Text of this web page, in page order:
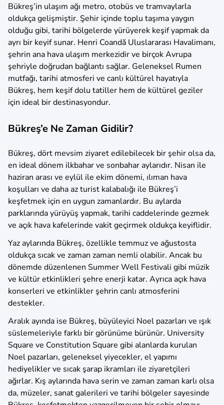
Bükreş’in ulaşım ağı metro, otobüs ve tramvaylarla
oldukça gelişmiştir. Şehir içinde toplu taşıma yaygın
olduğu gibi, tarihi bölgelerde yürüyerek keşif yapmak da
ayrı bir keyif sunar. Henri Coandă Uluslararası Havalimanı,
şehrin ana hava ulaşım merkezidir ve birçok Avrupa
şehriyle doğrudan bağlantı sağlar. Geleneksel Rumen
mutfağı, tarihi atmosferi ve canlı kültürel hayatıyla
Bükreş, hem keşif dolu tatiller hem de kültürel geziler
için ideal bir destinasyondur.
Bükreş’e Ne Zaman Gidilir?
Bükreş, dört mevsim ziyaret edilebilecek bir şehir olsa da,
en ideal dönem ilkbahar ve sonbahar aylarıdır. Nisan ile
haziran arası ve eylül ile ekim dönemi, ılıman hava
koşulları ve daha az turist kalabalığı ile Bükreş’i
keşfetmek için en uygun zamanlardır. Bu aylarda
parklarında yürüyüş yapmak, tarihi caddelerinde gezmek
ve açık hava kafelerinde vakit geçirmek oldukça keyiflidir.
Yaz aylarında Bükreş, özellikle temmuz ve ağustosta
oldukça sıcak ve zaman zaman nemli olabilir. Ancak bu
dönemde düzenlenen Summer Well Festivali gibi müzik
ve kültür etkinlikleri şehre enerji katar. Ayrıca açık hava
konserleri ve etkinlikler şehrin canlı atmosferini
destekler.
Aralık ayında ise Bükreş, büyüleyici Noel pazarları ve ışık
süslemeleriyle farklı bir görünüme bürünür. University
Square ve Constitution Square gibi alanlarda kurulan
Noel pazarları, geleneksel yiyecekler, el yapımı
hediyelikler ve sıcak şarap ikramları ile ziyaretçileri
ağırlar. Kış aylarında hava serin ve zaman zaman karlı olsa
da, müzeler, sanat galerileri ve tarihi bölgeler sayesinde